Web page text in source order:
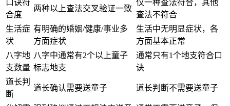
口诀符
合度
两种以上查法交叉验证一致
仅一种查法符合，其他
查法不符合
生活症
状
有明确的婚姻/健康/事业多
方面症状
生活中无明显症状，各
方面基本正常
八字地
支数量
八字中通常有2个以上童子
标志地支
通常只有1个地支符合口
诀
道长判
断
道长确认需要送童子 道长判断不需要送童子